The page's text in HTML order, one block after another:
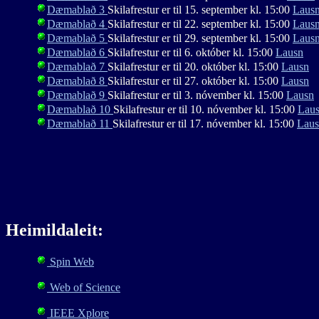
Dæmablað 3 Skilafrestur er til 15. september kl. 15:00 Lausn
Dæmablað 4 Skilafrestur er til 22. september kl. 15:00 Lausn
Dæmablað 5 Skilafrestur er til 29. september kl. 15:00 Lausn
Dæmablað 6 Skilafrestur er til 6. október kl. 15:00 Lausn
Dæmablað 7 Skilafrestur er til 20. október kl. 15:00 Lausn
Dæmablað 8 Skilafrestur er til 27. október kl. 15:00 Lausn
Dæmablað 9 Skilafrestur er til 3. nóvember kl. 15:00 Lausn
Dæmablað 10 Skilafrestur er til 10. nóvember kl. 15:00
Dæmablað 11 Skilafrestur er til 17. nóvember kl. 15:00
Heimildaleit:
Spin Web
Web of Science
IEEE Xplore